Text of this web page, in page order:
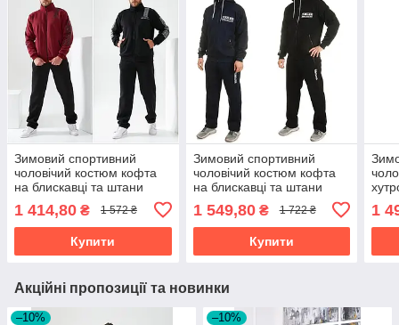
Зимовий спортивний
чоловічий костюм кофта
на блискавці та штани
1 414,80 ₴ 1 572 ₴
Купити
Зимовий спортивний
чоловічий костюм кофта
на блискавці та штани
розміри батал
1 549,80₴ 1 722 ₴
Купити
1
Акційні пропозиції та новинки
–10% –10%